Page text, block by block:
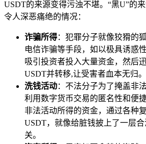
USDT的来源变得污浊不堪。“黑U”的
令人深恶痛绝的情况：
诈骗所得：犯罪分子就像狡猾的
电信诈骗等手段，如以极具诱惑
吸引投资者投入大量资金，然后
USDT并转移,让受害者血本无归。
洗钱活动：不法分子为了掩盖非
利用数字货币交易的匿名性和便
非法活动所得的资金，通过各种
USDT，就像给脏钱披上了一层
关。